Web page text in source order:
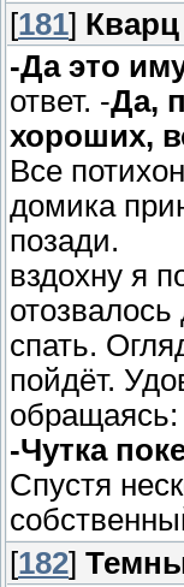
[181] Кварц
-Да это
ответ. -Да,
хороших,
Все
домика
позади.
вздохну я
спать.
пойдёт.
обращаясь:
-Чутка
Спустя
[182]